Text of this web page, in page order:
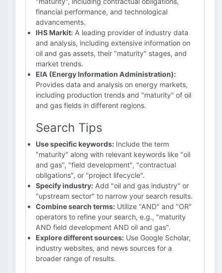
financial performance, and technological
advancements.
IHS Markit: A leading provider of industry data
and analysis, including extensive information on
oil and gas assets, their "maturity" stages, and
market trends.
EIA (Energy Information Administration):
Provides data and analysis on energy markets,
including production trends and "maturity" of oil
and gas fields in different regions.
Search Tips
Use specific keywords: Include the term
"maturity" along with relevant keywords like "oil
and gas", "field development", "contractual
obligations", or "project lifecycle".
Specify industry: Add "oil and gas industry" or
"upstream sector" to narrow your search results.
Combine search terms: Utilize "AND" and "OR"
operators to refine your search, e.g., "maturity
AND field development AND oil and gas".
Explore different sources: Use Google Scholar,
industry websites, and news sources for a
broader range of results.